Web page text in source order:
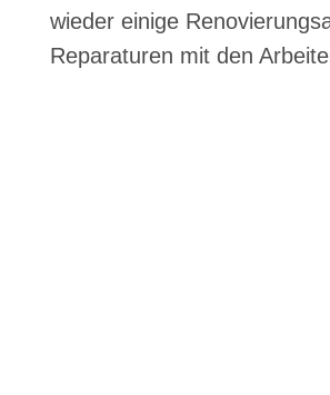
wieder einige
Reparaturen mit den